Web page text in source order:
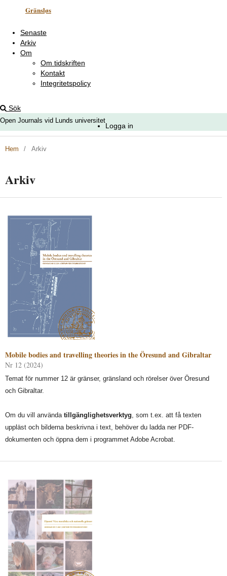
Gränsløs
Senaste
Arkiv
Om
Om tidskriften
Kontakt
Integritetspolicy
Sök
Open Journals vid Lunds universitet
Logga in
Hem / Arkiv
Arkiv
Mobile bodies and travelling theories in the Öresund and Gibraltar
Nr 12 (2024)
Temat för nummer 12 är gränser, gränsland och rörelser över Öresund
och Gibraltar.
Om du vill använda tillgänglighetsverktyg , som t.ex. att få texten
uppläst och bilderna beskrivna i text, behöver du ladda ner PDF-
dokumenten och öppna dem i programmet Adobe Acrobat.